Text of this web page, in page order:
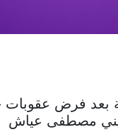
بعد فرض
مصطفى عياش